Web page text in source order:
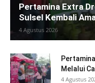
Pertamina Extra
Sulsel Kembali
4 Agustus 2026
Melalui
4 Agustus